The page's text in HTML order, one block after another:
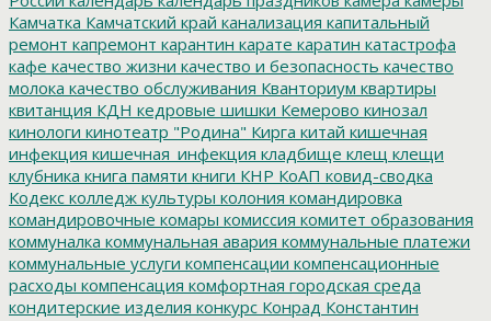
Камчатка Камчатский край канализация капитальный
ремонт капремонт карантин карате каратин катастрофа
кафе качество жизни качество и безопасность качество
молока качество обслуживания Кванториум квартиры
квитанция КДН кедровые шишки Кемерово кинозал
кинологи кинотеатр "Родина" Кирга китай кишечная
инфекция кишечная_инфекция кладбище клещ клещи
клубника книга памяти книги КНР КоАП ковид-сводка
Кодекс колледж культуры колония командировка
командировочные комары комиссия комитет образования
коммуналка коммунальная авария коммунальные платежи
коммунальные услуги компенсации компенсационные
расходы компенсация комфортная городская среда
кондитерские изделия конкурс Конрад Константин